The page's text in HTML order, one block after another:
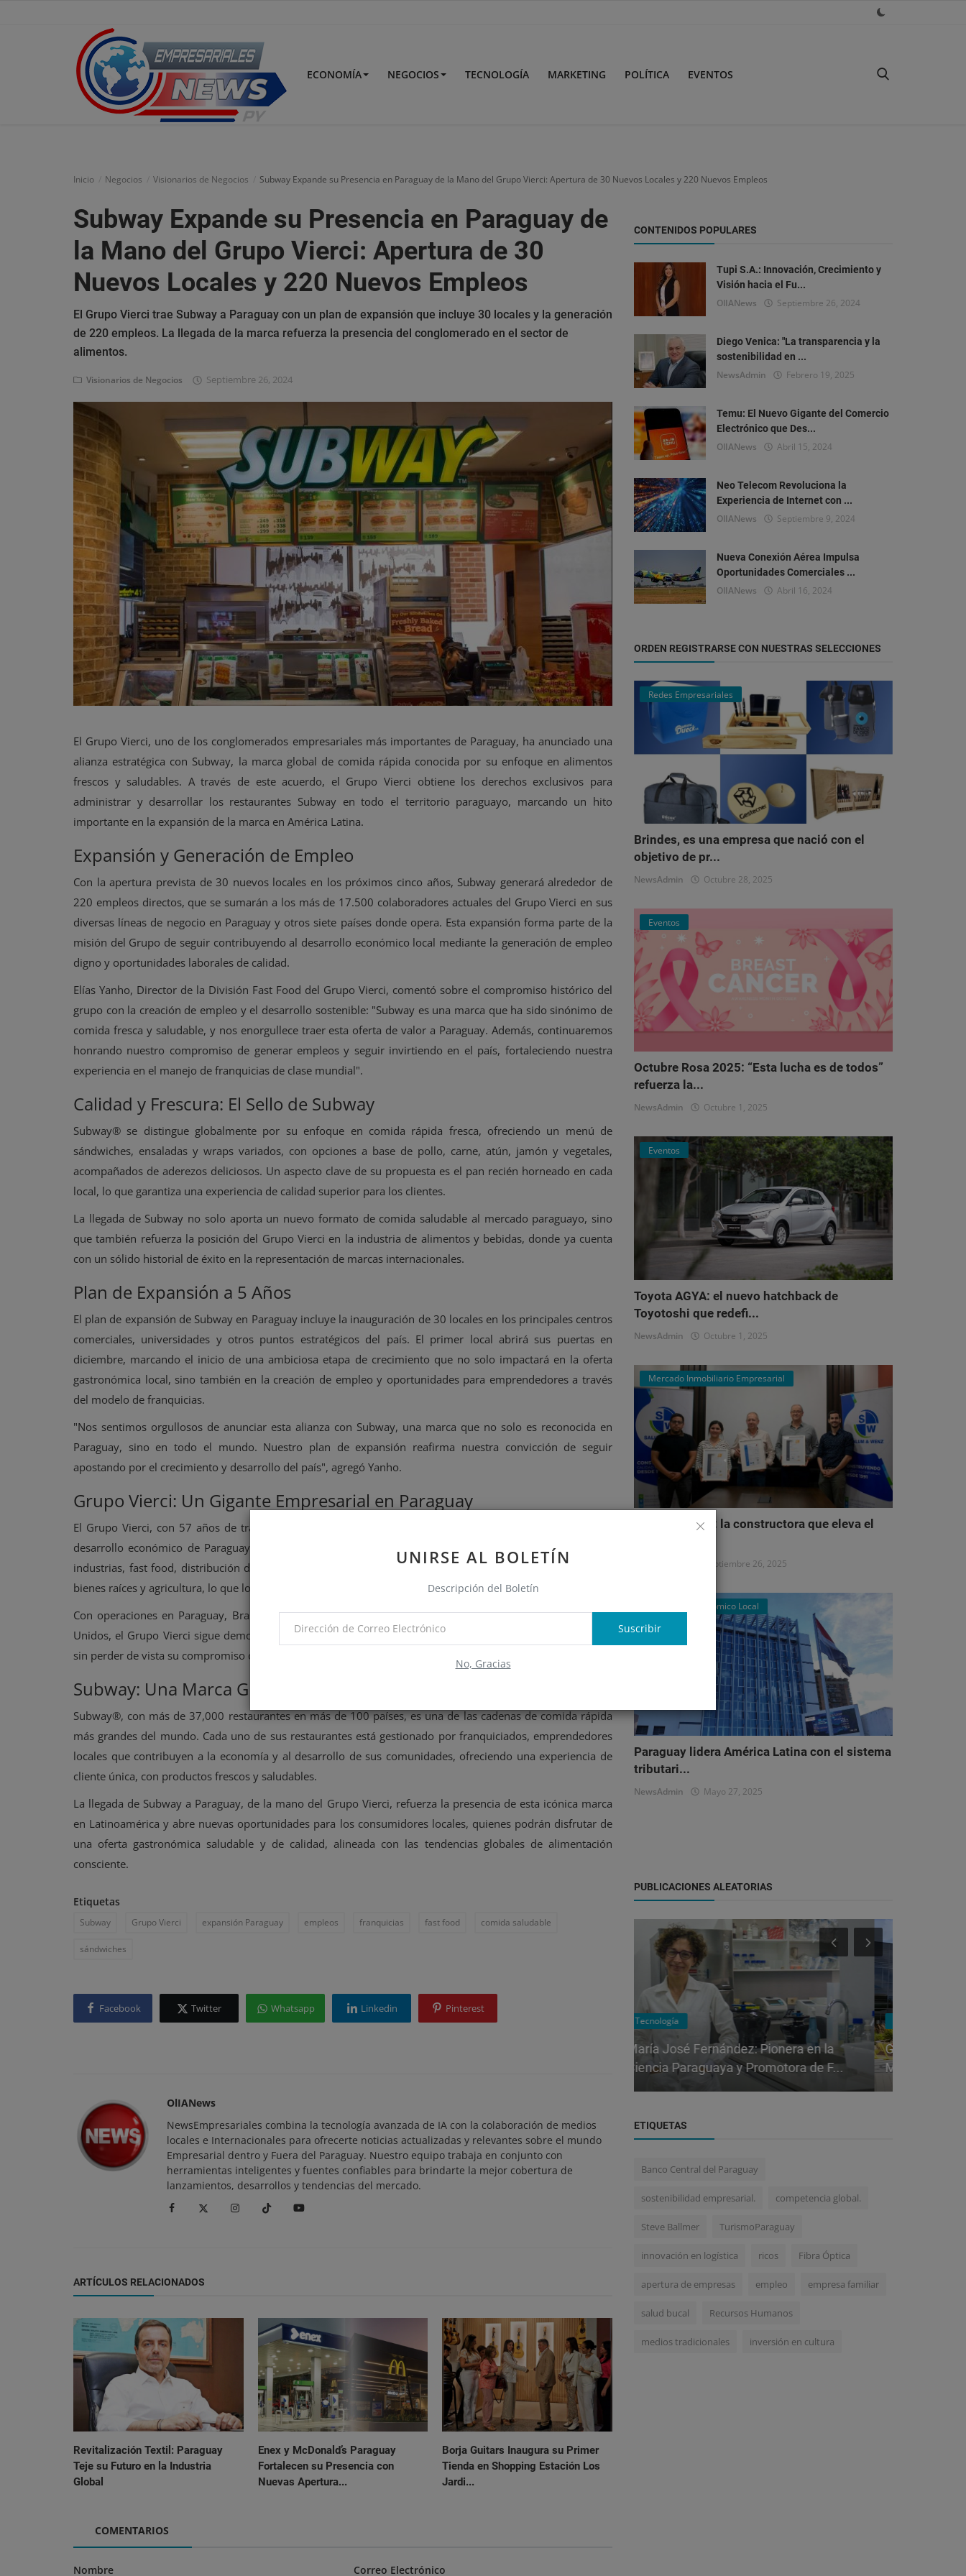
ECONOMÍA NEGOCIOS TECNOLOGÍA MARKETING POLÍTICA EVENTOS
UNIRSE AL BOLETÍN
Descripción del Boletín
Suscribir
No, Gracias
Inicio Negocios Visionarios de Negocios Subway Expande su Presencia en Paraguay de la Mano del Grupo Vierci: Apertura de 30 Nuevos Locales y 220 Nuevos Empleos
Subway Expande su Presencia en Paraguay de
la Mano del Grupo Vierci: Apertura de 30
Nuevos Locales y 220 Nuevos Empleos
El Grupo Vierci trae Subway a Paraguay con un plan de expansión que incluye 30 locales y la generación
de 220 empleos. La llegada de la marca refuerza la presencia del conglomerado en el sector de
alimentos.
Visionarios de Negocios Septiembre 26, 2024
El Grupo Vierci, uno de los conglomerados empresariales más importantes de Paraguay, ha anunciado una
alianza estratégica con Subway, la marca global de comida rápida conocida por su enfoque en alimentos
frescos y saludables. A través de este acuerdo, el Grupo Vierci obtiene los derechos exclusivos para
administrar y desarrollar los restaurantes Subway en todo el territorio paraguayo, marcando un hito
importante en la expansión de la marca en América Latina.
Expansión y Generación de Empleo
Con la apertura prevista de 30 nuevos locales en los próximos cinco años, Subway generará alrededor de
220 empleos directos, que se sumarán a los más de 17.500 colaboradores actuales del Grupo Vierci en sus
diversas líneas de negocio en Paraguay y otros siete países donde opera. Esta expansión forma parte de la
misión del Grupo de seguir contribuyendo al desarrollo económico local mediante la generación de empleo
digno y oportunidades laborales de calidad.
Elías Yanho, Director de la División Fast Food del Grupo Vierci, comentó sobre el compromiso histórico del
grupo con la creación de empleo y el desarrollo sostenible: "Subway es una marca que ha sido sinónimo de
comida fresca y saludable, y nos enorgullece traer esta oferta de valor a Paraguay. Además, continuaremos
honrando nuestro compromiso de generar empleos y seguir invirtiendo en el país, fortaleciendo nuestra
experiencia en el manejo de franquicias de clase mundial".
Calidad y Frescura: El Sello de Subway
Subway® se distingue globalmente por su enfoque en comida rápida fresca, ofreciendo un menú de
sándwiches, ensaladas y wraps variados, con opciones a base de pollo, carne, atún, jamón y vegetales,
acompañados de aderezos deliciosos. Un aspecto clave de su propuesta es el pan recién horneado en cada
local, lo que garantiza una experiencia de calidad superior para los clientes.
La llegada de Subway no solo aporta un nuevo formato de comida saludable al mercado paraguayo, sino
que también refuerza la posición del Grupo Vierci en la industria de alimentos y bebidas, donde ya cuenta
con un sólido historial de éxito en la representación de marcas internacionales.
Plan de Expansión a 5 Años
El plan de expansión de Subway en Paraguay incluye la inauguración de 30 locales en los principales centros
comerciales, universidades y otros puntos estratégicos del país. El primer local abrirá sus puertas en
diciembre, marcando el inicio de una ambiciosa etapa de crecimiento que no solo impactará en la oferta
gastronómica local, sino también en la creación de empleo y oportunidades para emprendedores a través
del modelo de franquicias.
"Nos sentimos orgullosos de anunciar esta alianza con Subway, una marca que no solo es reconocida en
Paraguay, sino en todo el mundo. Nuestro plan de expansión reafirma nuestra convicción de seguir
apostando por el crecimiento y desarrollo del país", agregó Yanho.
Grupo Vierci: Un Gigante Empresarial en Paraguay
El Grupo Vierci, con 57 años de trayectoria, se ha consolidado como uno de los principales actores en el
desarrollo económico de Paraguay y la región. Su amplio portafolio de negocios incluye supermercados,
industrias, fast food, distribución de bebidas y alimentos, perfumes, electrónica, medios de comunicación,
bienes raíces y agricultura, lo que lo convierte en un conglomerado diversificado y altamente influyente.
Con operaciones en Paraguay, Brasil, Chile, Bolivia, Perú, Panamá, Uruguay y desde 2021 en los Estados
Unidos, el Grupo Vierci sigue demostrando su capacidad para crecer y adaptarse a las tendencias globales,
sin perder de vista su compromiso con el desarrollo local y la generación de empleo.
Subway: Una Marca Global con un Enfoque Local
Subway®, con más de 37,000 restaurantes en más de 100 países, es una de las cadenas de comida rápida
más grandes del mundo. Cada uno de sus restaurantes está gestionado por franquiciados, emprendedores
locales que contribuyen a la economía y al desarrollo de sus comunidades, ofreciendo una experiencia de
cliente única, con productos frescos y saludables.
La llegada de Subway a Paraguay, de la mano del Grupo Vierci, refuerza la presencia de esta icónica marca
en Latinoamérica y abre nuevas oportunidades para los consumidores locales, quienes podrán disfrutar de
una oferta gastronómica saludable y de calidad, alineada con las tendencias globales de alimentación
consciente.
Etiquetas
Subway Grupo Vierci expansión Paraguay empleos franquicias fast food comida saludable
sándwiches
Facebook Twitter Whatsapp Linkedin Pinterest
OlIANews
NewsEmpresariales combina la tecnología avanzada de IA con la colaboración de medios
locales e Internacionales para ofrecerte noticias actualizadas y relevantes sobre el mundo
Empresarial dentro y Fuera del Paraguay. Nuestro equipo trabaja en conjunto con
herramientas inteligentes y fuentes confiables para brindarte la mejor cobertura de
lanzamientos, desarrollos y tendencias del mercado.
ARTÍCULOS RELACIONADOS
Revitalización Textil: Paraguay
Teje su Futuro en la Industria
Global
Enex y McDonald’s Paraguay
Fortalecen su Presencia con
Nuevas Apertura...
Borja Guitars Inaugura su Primer
Tienda en Shopping Estación Los
Jardi...
COMENTARIOS
Nombre Correo Electrónico
CONTENIDOS POPULARES
Tupi S.A.: Innovación, Crecimiento y
Visión hacia el Fu...
OlIANews Septiembre 26, 2024
Diego Venica: "La transparencia y la
sostenibilidad en ...
NewsAdmin Febrero 19, 2025
Temu: El Nuevo Gigante del Comercio
Electrónico que Des...
OlIANews Abril 15, 2024
Neo Telecom Revoluciona la
Experiencia de Internet con ...
OlIANews Septiembre 9, 2024
Nueva Conexión Aérea Impulsa
Oportunidades Comerciales ...
OlIANews Abril 16, 2024
ORDEN REGISTRARSE CON NUESTRAS SELECCIONES
Redes Empresariales
Brindes, es una empresa que nació con el
objetivo de pr...
NewsAdmin Octubre 28, 2025
Eventos
Octubre Rosa 2025: “Esta lucha es de todos”
refuerza la...
NewsAdmin Octubre 1, 2025
Eventos
Toyota AGYA: el nuevo hatchback de
Toyotoshi que redefi...
NewsAdmin Octubre 1, 2025
Mercado Inmobiliario Empresarial
Salum & Wenz: la constructora que eleva el
Septiembre 26, 2025
Panorama Económico Local
Paraguay lidera América Latina con el sistema
tributari...
NewsAdmin Mayo 27, 2025
PUBLICACIONES ALEATORIAS
Visionarios de Negocios Tecnología Tecnología
Google Adquiere Wiz por USD 32.000
Millones: La Mayor Compra en su His...
ETIQUETAS
Banco Central del Paraguay
sostenibilidad empresarial. competencia global.
Steve Ballmer TurismoParaguay
innovación en logística ricos Fibra Óptica
apertura de empresas empleo empresa familiar
salud bucal Recursos Humanos
medios tradicionales inversión en cultura